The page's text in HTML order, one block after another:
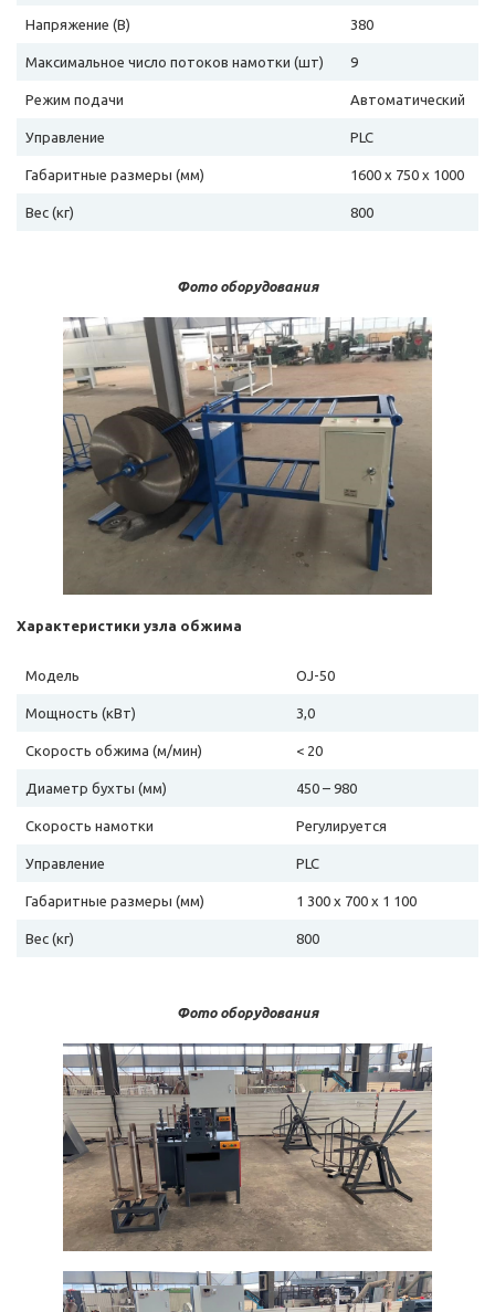
Напряжение (В) 380
Максимальное число потоков намотки (шт) 9
Режим подачи Автоматический
Управление PLC
Габаритные размеры (мм) 1600 х 750 х 1000
Вес (кг) 800
Фото оборудования
Характеристики узла обжима
Модель OJ-50
Мощность (кВт) 3,0
Скорость обжима (м/мин) < 20
Диаметр бухты (мм) 450 – 980
Скорость намотки Регулируется
Управление PLC
Габаритные размеры (мм) 1 300 х 700 х 1 100
Вес (кг) 800
Фото оборудования